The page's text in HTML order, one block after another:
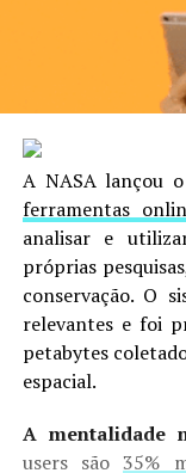
A NASA lançou
ferramentas
analisar e
próprias
conservação. O
relevantes e foi
petabytes
espacial.
A mentalidade
users são35%